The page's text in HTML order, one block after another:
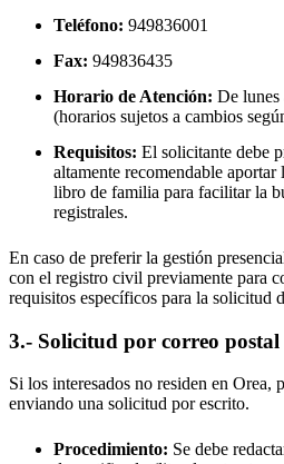
Teléfono: 949836001
Fax: 949836435
Horario de Atención: De lunes
(horarios sujetos a cambios
Requisitos: El solicitante debe
altamente recomendable
libro de familia para facilitar la
registrales.
En caso de preferir la gestión
con el registro civil previamente para
requisitos específicos para la solicitud
3.- Solicitud por correo postal
Si los interesados no residen en Orea,
enviando una solicitud por escrito.
Procedimiento: Se debe